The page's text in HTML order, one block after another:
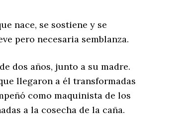
nace, se sostiene y se
pero necesaria semblanza.
dos años, junto a su madre.
llegaron a él transformadas
como maquinista de los
a la cosecha de la caña.